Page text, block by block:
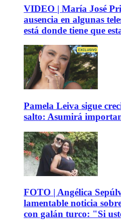
VIDEO | María José
ausencia en algunas
está donde tiene que
Pamela Leiva sigue
salto: Asumirá
FOTO | Angélica
lamentable noticia
con galán turco: "Si